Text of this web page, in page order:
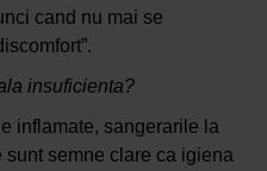
cand nu mai se
insuficienta?
inflamate, sangerarile la
semne clare ca igiena